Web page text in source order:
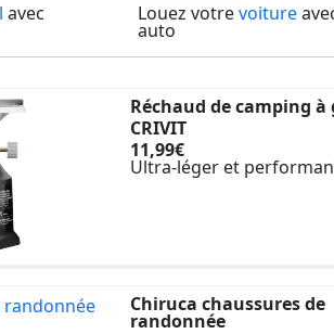
avec Louez votrevoiture
auto
Réchaud de camping à
CRIVIT
11,99€
Ultra-léger et
Chiruca chaussures de
randonnée